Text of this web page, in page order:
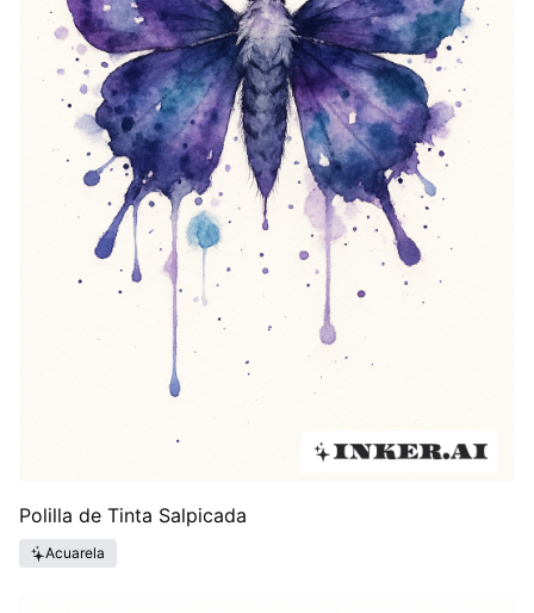
Polilla de Tinta Salpicada
Acuarela